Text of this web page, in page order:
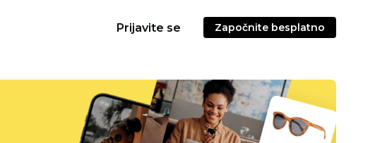
Prijavite se Započnite besplatno